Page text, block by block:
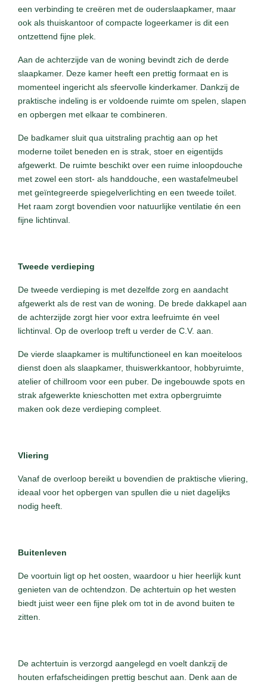
een verbinding te creëren met de ouderslaapkamer, maar
ook als thuiskantoor of compacte logeerkamer is dit een
ontzettend fijne plek.
Aan de achterzijde van de woning bevindt zich de derde
slaapkamer. Deze kamer heeft een prettig formaat en is
momenteel ingericht als sfeervolle kinderkamer. Dankzij de
praktische indeling is er voldoende ruimte om spelen, slapen
en opbergen met elkaar te combineren.
De badkamer sluit qua uitstraling prachtig aan op het
moderne toilet beneden en is strak, stoer en eigentijds
afgewerkt. De ruimte beschikt over een ruime inloopdouche
met zowel een stort- als handdouche, een wastafelmeubel
met geïntegreerde spiegelverlichting en een tweede toilet.
Het raam zorgt bovendien voor natuurlijke ventilatie én een
fijne lichtinval.
Tweede verdieping
De tweede verdieping is met dezelfde zorg en aandacht
afgewerkt als de rest van de woning. De brede dakkapel aan
de achterzijde zorgt hier voor extra leefruimte én veel
lichtinval. Op de overloop treft u verder de C.V. aan.
De vierde slaapkamer is multifunctioneel en kan moeiteloos
dienst doen als slaapkamer, thuiswerkkantoor, hobbyruimte,
atelier of chillroom voor een puber. De ingebouwde spots en
strak afgewerkte knieschotten met extra opbergruimte
maken ook deze verdieping compleet.
Vliering
Vanaf de overloop bereikt u bovendien de praktische vliering,
ideaal voor het opbergen van spullen die u niet dagelijks
nodig heeft.
Buitenleven
De voortuin ligt op het oosten, waardoor u hier heerlijk kunt
genieten van de ochtendzon. De achtertuin op het westen
biedt juist weer een fijne plek om tot in de avond buiten te
zitten.
De achtertuin is verzorgd aangelegd en voelt dankzij de
houten erfafscheidingen prettig beschut aan. Denk aan de